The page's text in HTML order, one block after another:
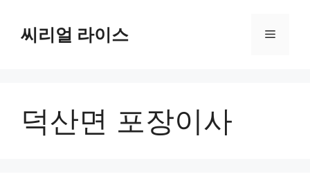
씨리얼 라이스 메
덕산면 포장이사